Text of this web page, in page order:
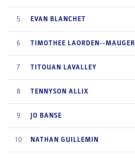
5 EVAN BLANCHET
6 TIMOTHEE LAORDEN--MAUGER
7 TITOUAN LAVALLEY
8 TENNYSON ALLIX
9 JO BANSE
10 NATHAN GUILLEMIN